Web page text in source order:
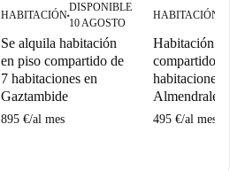
HABITACIÓN■
DISPONIBLE
10 AGOSTO
Se alquila habitación
en piso compartido de
7 habitaciones en
Gaztambide
895 €/al mes
HABITACIÓN
Habitación
compartido
habitaciones
Almendrales.
495 €/al mes